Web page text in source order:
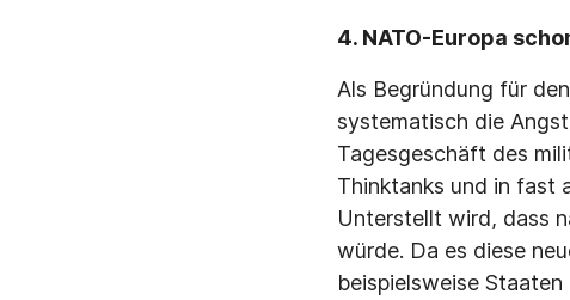
4. NATO-Europa
Als Begründung für
systematisch die
Tagesgeschäft des
Thinktanks und in fast
Unterstellt wird, dass
würde. Da es diese
beispielsweise